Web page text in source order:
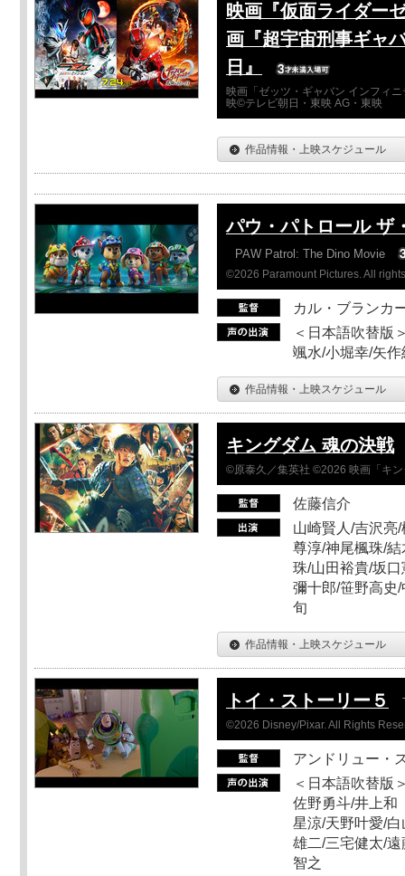
映画『仮面ライダー
画『超宇宙刑事ギャ
日』
映画「ゼッツ・ギャバン インフィ
映©テレビ朝日・東映 AG・東映
作品情報・上映スケジュール
パウ・パトロール ザ
PAW Patrol: The Dino Movie
©2026 Paramount Pictures. All
カル・ブランカ
＜日本語吹替版
颯水/小堀幸/矢作
作品情報・上映スケジュール
キングダム 魂の決戦
©原泰久／集英社 ©2026 映画「キ
佐藤信介
山崎賢人/吉沢亮
尊淳/神尾楓珠/
珠/山田裕貴/坂
彌十郎/笹野高史
旬
作品情報・上映スケジュール
トイ・ストーリー５
©2026 Disney/Pixar. All Rights
アンドリュー・
＜日本語吹替版
佐野勇斗/井上和
星涼/天野叶愛/
雄二/三宅健太/
智之